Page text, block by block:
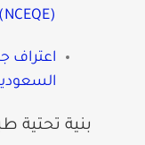
(NCEQE) في جورجيا.
اعتراف
بنية تحتية